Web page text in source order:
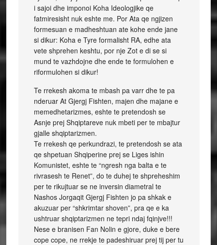
i sajoi dhe imponoi Koha Ideologjike qe
fatmiresisht nuk eshte me. Por Ata qe ngjizen
formesuan e madheshtuan ate kohe ende jane
si dikur: Koha e Tyre formalisht RA, edhe ata
vete shprehen keshtu, por nje Zot e di se si
mund te vazhdojne dhe ende te formulohen e
riformulohen si dikur!
Te rrekesh akoma te mbash pa varr dhe te pa
nderuar At Gjergj Fishten, majen dhe majane e
memedhetarizmes, eshte te pretendosh se
Asnje prej Shqiptareve nuk mbeti per te mbajtur
gjalle shqiptarizmen.
Te rrekesh qe perkundrazi, te pretendosh se ata
qe shpetuan Shqiperine prej se Liges ishin
Komunistet, eshte te “ngresh nga balta e te
rivrasesh te Renet”, do te duhej te shpreheshim
per te rikujtuar se ne inversin diametral te
Nashos Jorgaqit Gjergj Fishten jo pa shkak e
akuzuar per “shkrimtar shoven”, pra qe e ka
ushtruar shqiptarizmen ne tepri ndaj fqinjve!!!
Nese e branisen Fan Nolin e gjore, duke e bere
cope cope, ne rrekje te padeshiruar prej tij per tu